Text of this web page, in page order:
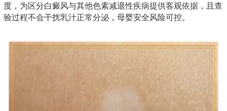
度，为区分白癜风与其他色素减退性疾病提供客观依据，且查
验过程不会干扰乳汁正常分泌，母婴安全风险可控。